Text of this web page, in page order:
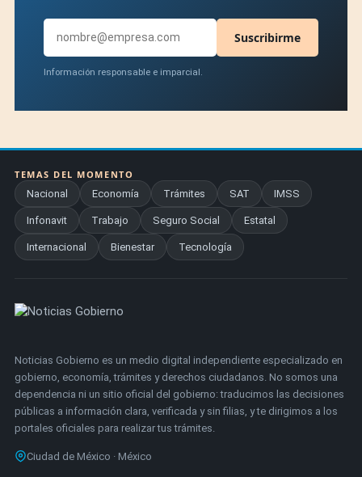
Suscribirme
Información responsable e imparcial.
TEMAS DEL MOMENTO
Nacional
Economía Trámites SAT IMSS
Infonavit Trabajo Seguro Social Estatal
Internacional Bienestar Tecnología
Noticias Gobierno es un medio digital independiente especializado en
gobierno, economía, trámites y derechos ciudadanos. No somos una
dependencia ni un sitio oficial del gobierno: traducimos las decisiones
públicas a información clara, verificada y sin filias, y te dirigimos a los
portales oficiales para realizar tus trámites.
Ciudad de México · México